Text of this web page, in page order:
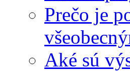
Prečo je
Aké sú